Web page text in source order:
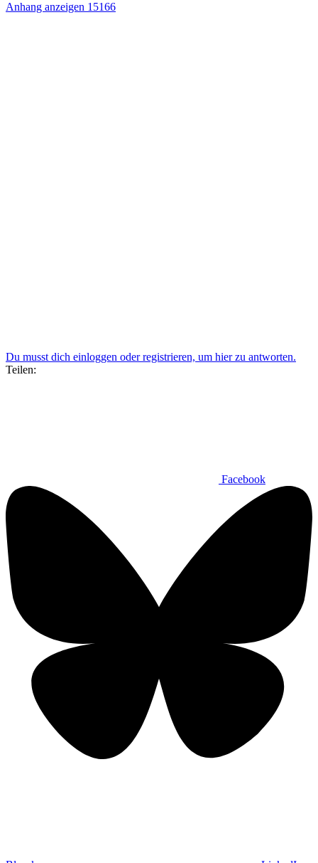
Anhang anzeigen 15166
Du musst dich einloggen oder registrieren, um hier zu antworten.
Teilen:
Facebook